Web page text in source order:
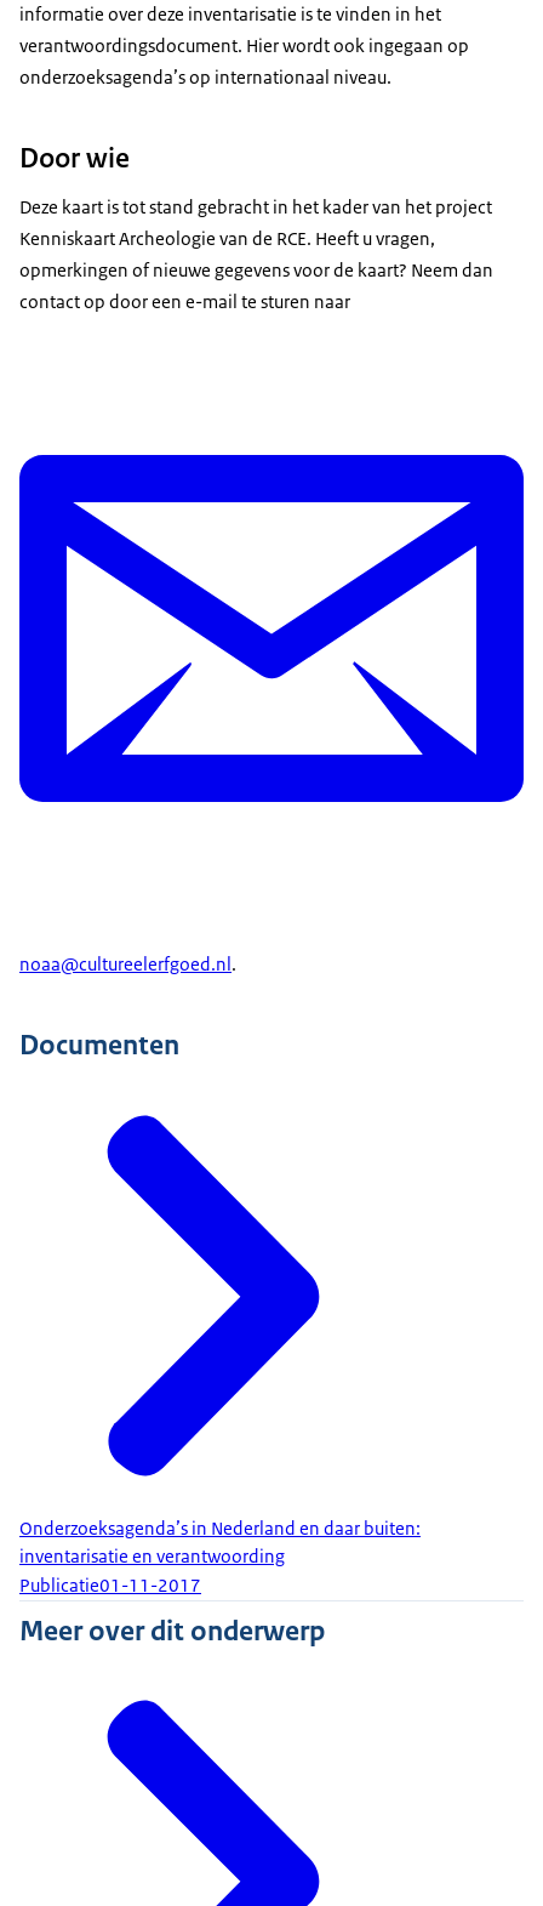
informatie over deze inventarisatie is te vinden in het
verantwoordingsdocument. Hier wordt ook ingegaan op
onderzoeksagenda’s op internationaal niveau.
Door wie
Deze kaart is tot stand gebracht in het kader van het project
Kenniskaart Archeologie van de RCE. Heeft u vragen,
opmerkingen of nieuwe gegevens voor de kaart? Neem dan
contact op door een e-mail te sturen naar
noaa@cultureelerfgoed.nl.
Documenten
Onderzoeksagenda’s in Nederland en daar buiten:
inventarisatie en verantwoording
Publicatie01-11-2017
Meer over dit onderwerp